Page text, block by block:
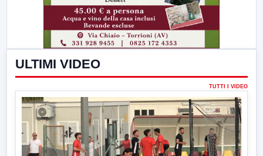
ULTIMI VIDEO
TUTTI I VIDEO